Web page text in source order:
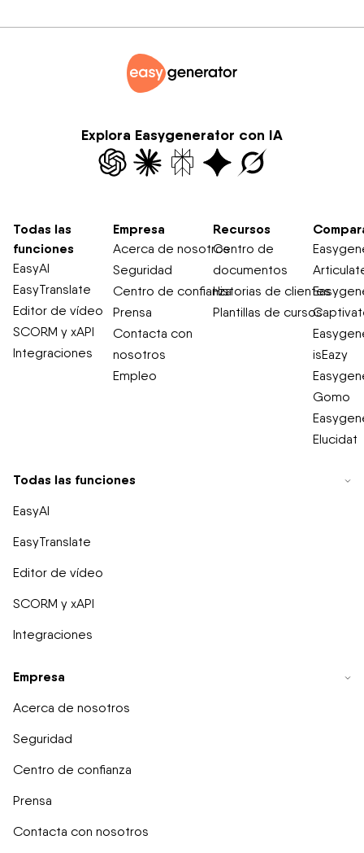
Explora Easygenerator con IA
Todas las
funciones
EasyAI
EasyTranslate
Editor de vídeo
SCORM y xAPI
Integraciones
Empresa
Acerca de nosotros
Seguridad
Centro de confianza
Prensa
Contacta con
nosotros
Empleo
Recursos
Centro de
documentos
Historias de clientes
Plantillas de cursos
isEazy
Gomo
Elucidat
Todas las funciones
EasyAI
EasyTranslate
Editor de vídeo
SCORM y xAPI
Integraciones
Empresa
Acerca de nosotros
Seguridad
Centro de confianza
Prensa
Contacta con nosotros